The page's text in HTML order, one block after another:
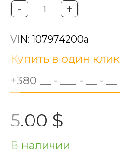
- +
VIN: 107974200a
5.00 $
В наличии
Купить в один клик